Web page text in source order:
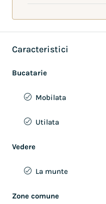
Caracteristici
Bucatarie
Mobilata
Utilata
Vedere
La munte
Zone comune